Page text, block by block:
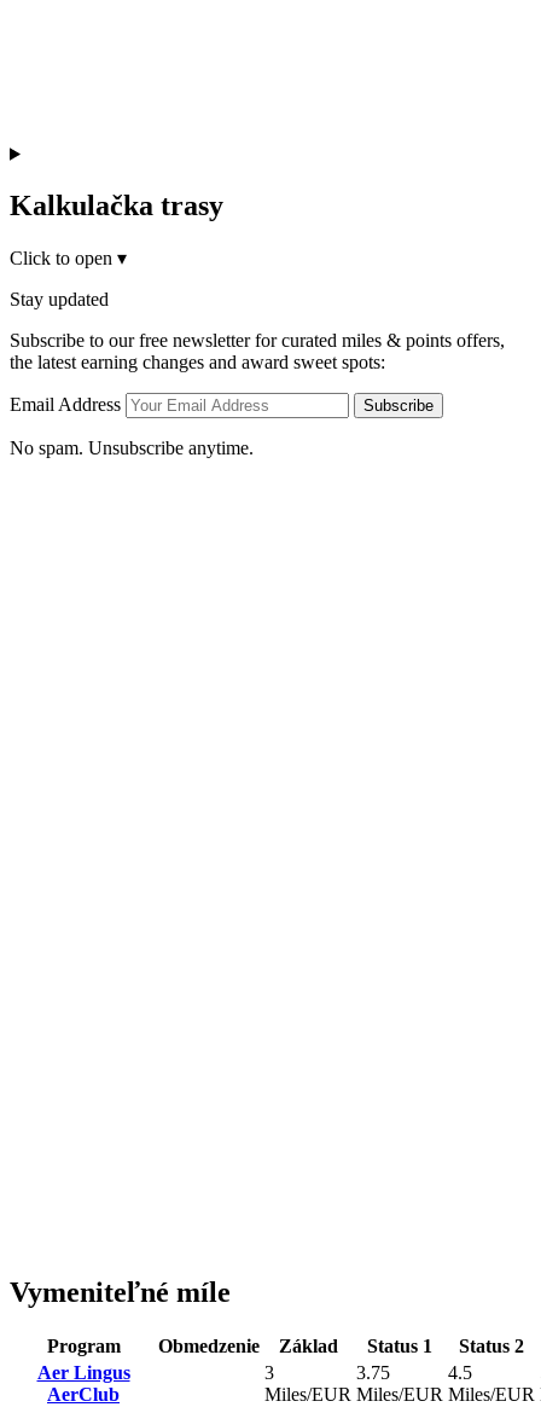
Kalkulačka trasy
Click to open ▾
Stay updated
Subscribe to our free newsletter for curated miles & points offers,
the latest earning changes and award sweet spots:
Email Address Subscribe
No spam. Unsubscribe anytime.
Vymeniteľné míle
Program Obmedzenie Základ Status 1
Status 2
Aer Lingus
AerClub
3
Miles/EUR
3.75
Miles/EUR
4.5
Miles/EUR